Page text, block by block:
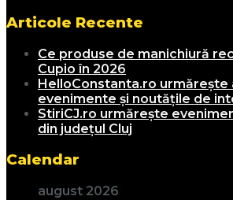
Articole Recente
Ce produse de manichiură
Cupio în 2026
HelloConstanta.ro urmărește
evenimente și noutățile de
StiriCJ.ro urmărește
din județul Cluj
Calendar
august 2026